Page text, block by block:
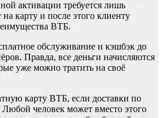
активации требуется лишь
карту и после этого клиенту
ВТБ.
обслуживание и кэшбэк до
Правда, все деньги начисляются
уже можно тратить на своё
карту ВТБ, если доставки по
Любой человек может вместо этого